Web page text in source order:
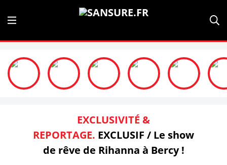
EXCLUSIVITÉ &
REPORTAGE. EXCLUSIF / Le show
de rêve de Rihanna à Bercy !